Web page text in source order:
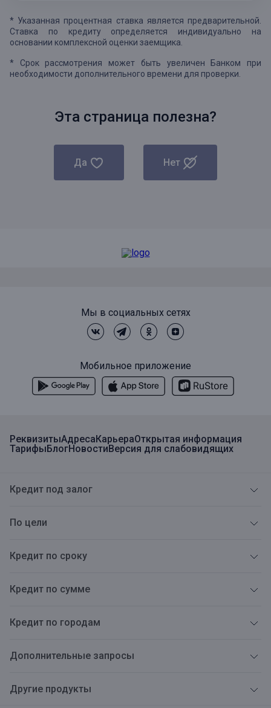
* Указанная процентная ставка является предварительной.
Ставка по кредиту определяется индивидуально на
основании комплексной оценки заемщика.
* Срок рассмотрения может быть увеличен Банком при
необходимости дополнительного времени для проверки.
Эта страница полезна?
Да Нет
РеквизитыАдресаКарьераОткрытая информация
ТарифыБлогНовостиВерсия для слабовидящих
Кредит под залог
По цели
Кредит по сроку
Кредит по сумме
Кредит по городам
Дополнительные запросы
Другие продукты
Мы в социальных сетях
Мобильное приложение